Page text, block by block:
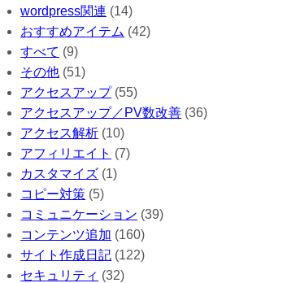
wordpress関連 (14)
おすすめアイテム (42)
すべて (9)
その他 (51)
アクセスアップ(55)
アクセスアップ／PV数改善 (36)
アクセス解析 (10)
アフィリエイト (7)
カスタマイズ (1)
コピー対策 (5)
コミュニケーション (39)
コンテンツ追加 (160)
サイト作成日記 (122)
セキュリティ (32)